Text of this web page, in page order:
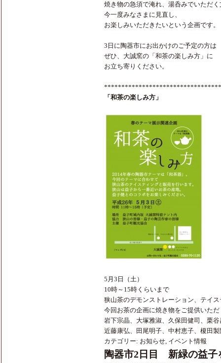
焼き物の急須で淹れ、湯呑みでいただ
今一度みなさまに見直し、
お楽しみいただきたいという企画です。
3日に陶器市にお出かけのご予定の方は
ぜひ、大誠窯の「和茶の楽しみ方」に
お立ち寄りください。
「和茶の楽しみ方」
5月3日（土）
10時～15時くらいまで
狭山茶のデモンストレーション、テイ
今回お茶の企画に焼き物をご提供いただ
岩下宗晶、大塚雅淑、久保田健司、栗谷
近藤康弘、田尾明子、中村恵子、榎田製
カテゴリー: お知らせ, イベント情報
陶器市2日目 新緑の益子